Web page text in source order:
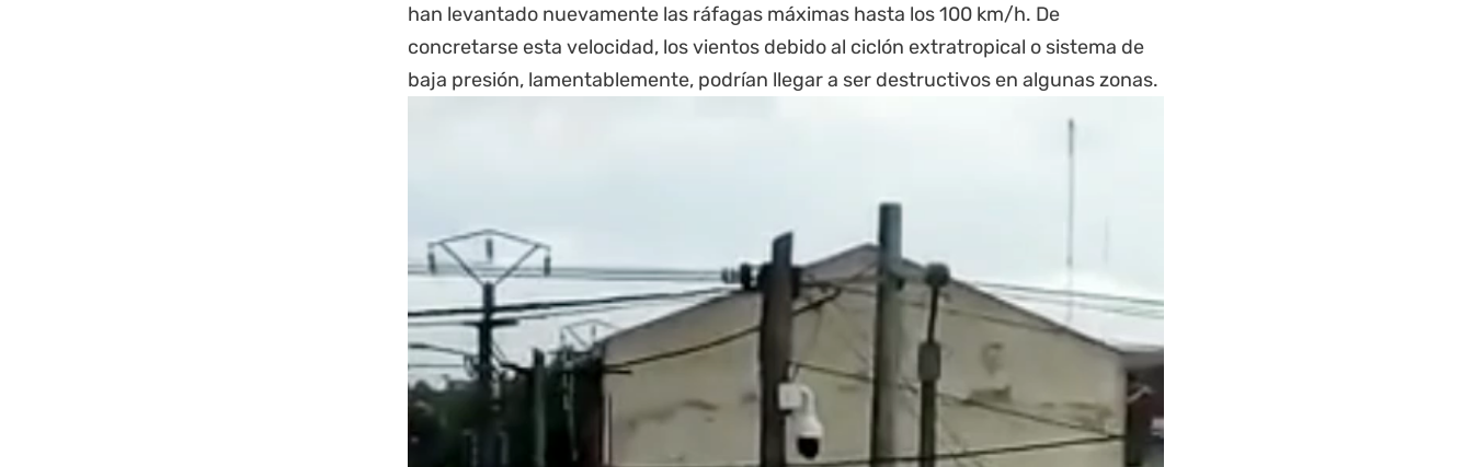
han levantado nuevamente las ráfagas máximas hasta los 100 km/h. De
concretarse esta velocidad, los vientos debido al ciclón extratropical o sistema de
baja presión, lamentablemente, podrían llegar a ser destructivos en algunas zonas.